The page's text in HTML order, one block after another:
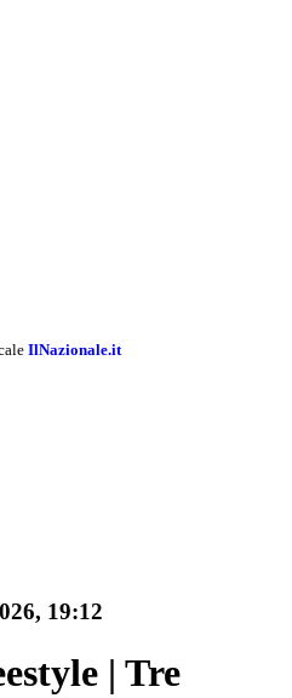
IlNazionale.it
19:12
| Tre